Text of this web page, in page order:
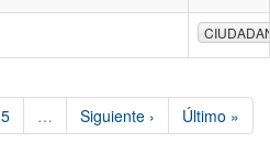
5 … Siguiente › Último »